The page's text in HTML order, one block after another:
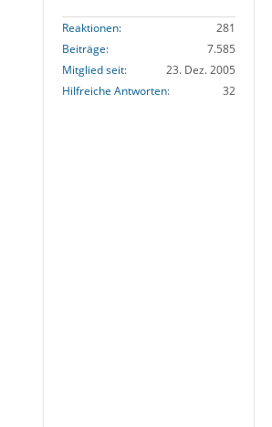
Reaktionen
281
Beiträge
7.585
Mitglied seit
23. Dez. 2005
Hilfreiche Antworten
32